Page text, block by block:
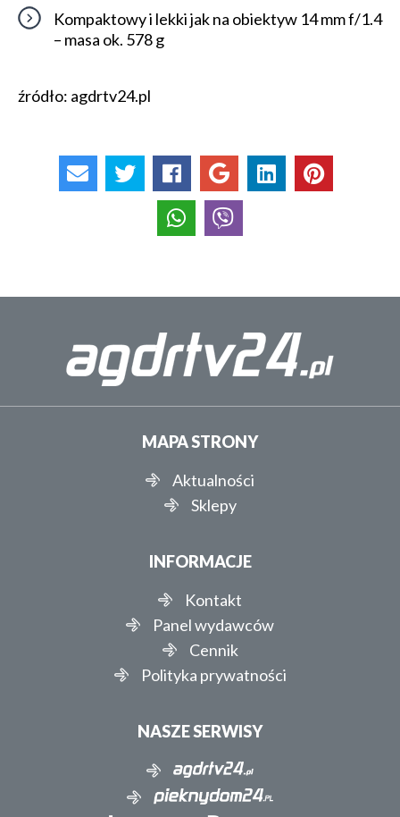
Kompaktowy i lekki jak na obiektyw 14 mm f/1.4
– masa ok. 578 g
źródło: agdrtv24.pl
MAPA STRONY
Aktualności
Sklepy
INFORMACJE
Kontakt
Panel wydawców
Cennik
Polityka prywatności
NASZE SERWISY